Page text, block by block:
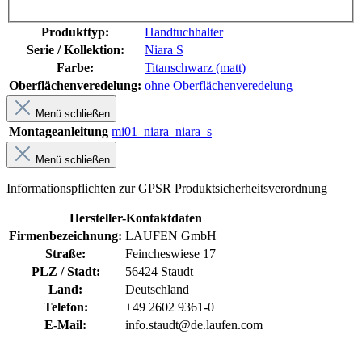
Produkttyp:
Handtuchhalter
Serie / Kollektion:
Niara S
Farbe:
Titanschwarz (matt)
Oberflächenveredelung: ohne Oberflächenveredelung
Menü schließen
Montageanleitung mi01_niara_niara_s
Menü schließen
Informationspflichten zur GPSR Produktsicherheitsverordnung
Hersteller-Kontaktdaten
Firmenbezeichnung: LAUFEN GmbH
Straße:
Feincheswiese 17
PLZ / Stadt:
56424 Staudt
Land:
Deutschland
Telefon:
+49 2602 9361-0
E-Mail:
info.staudt@de.laufen.com